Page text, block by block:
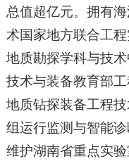
总值超亿元。拥有
术国家地方联合工
地质勘探学科与技
技术与装备教育部
地质钻探装备工程
组运行监测与智能
维护湖南省重点实